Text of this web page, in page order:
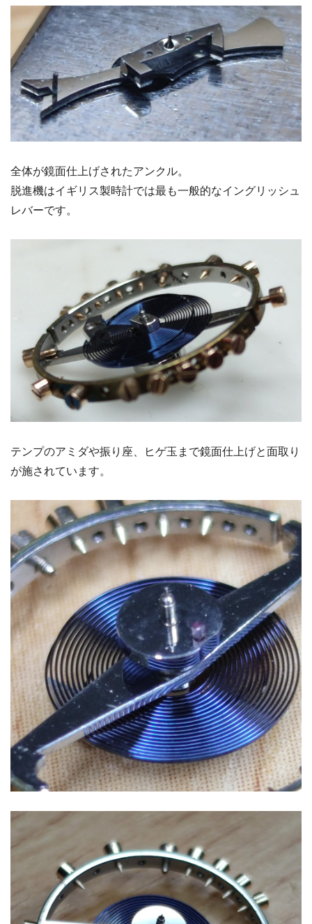
全体が鏡面仕上げされたアンクル。
脱進機はイギリス製時計では最も一般的なイングリッシュ
レバーです。
テンプのアミダや振り座、ヒゲ玉まで鏡面仕上げと面取り
が施されています。